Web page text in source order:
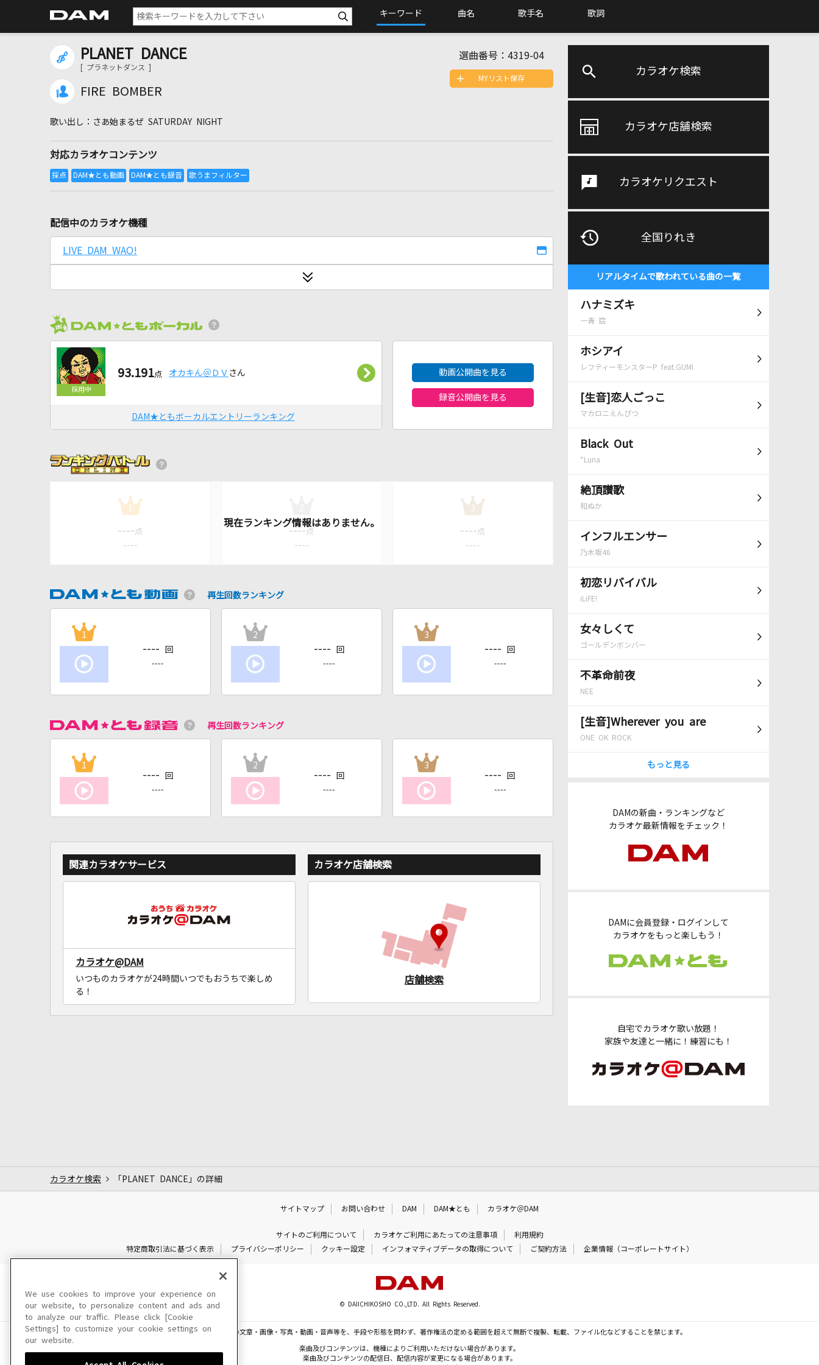
キーワード 曲名 歌手名 歌詞
カラオケ検索
カラオケ店舗検索
カラオケリクエスト
全国りれき
リアルタイムで歌われている曲の一覧
ハナミズキ
一青 窈
ホシアイ
レフティーモンスターP feat.GUMI
[生音]恋人ごっこ
マカロニえんぴつ
Black Out
*Luna
絶頂讃歌
和ぬか
インフルエンサー
乃木坂46
初恋リバイバル
iLiFE!
女々しくて
ゴールデンボンバー
不革命前夜
NEE
[生音]Wherever you are
ONE OK ROCK
もっと見る
DAMの新曲・ランキングなど
カラオケ最新情報をチェック！
DAMに会員登録・ログインして
カラオケをもっと楽しもう！
自宅でカラオケ歌い放題！
家族や友達と一緒に！練習にも！
PLANET DANCE
[ プラネットダンス ]
FIRE BOMBER
選曲番号： 4319-04
さあ始まるぜ SATURDAY NIGHT
対応カラオケコンテンツ
MYリスト保存
配信中のカラオケ機種
LIVE DAM WAO!
93.191点 オカキん＠ＤＶ さん
DAM★ともボーカルエントリーランキング
動画公開曲を見る
録音公開曲を見る
1
---- 点
----
---- 点
----
3
---- 点
----
再生回数ランキング
1
---- 回
----
2
---- 回
----
3
---- 回
----
再生回数ランキング
1
---- 回
----
2
---- 回
----
3
---- 回
----
関連カラオケサービス
カラオケ@DAM
いつものカラオケが24時間いつでもおうちで楽しめ
る！
カラオケ店舗検索
店舗検索
カラオケ検索 「PLANET DANCE」の詳細
サイトマップ お問い合わせ DAM DAM★とも カラオケ＠DAM
サイトのご利用について カラオケご利用にあたっての注意事項
利用規約
特定商取引法に基づく表示
プライバシーポリシー クッキー設定 インフォマティブデータの取得について ご契約方法 企業情報（コーポレートサイト）
© DAIICHIKOSHO CO.,LTD. All Rights Reserved.
このサイトに掲載されている一切の文章・画像・写真・動画・音声等を、手段や形態を問わず、著作権法の定める範囲を超えて無断で複製、転載、ファイル化などすることを禁じます。
楽曲及びコンテンツは、機種によりご利用いただけない場合があります。
楽曲及びコンテンツの配信日、配信内容が変更になる場合があります。
We use cookies to improve your experience on
our website, to personalize content and ads and
to analyze our traffic. Please click [Cookie
Settings] to customize your cookie settings on
our website.